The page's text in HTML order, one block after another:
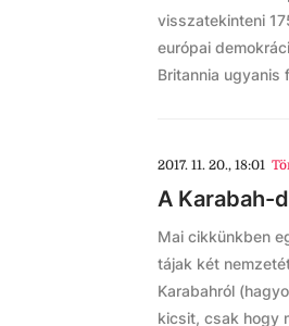
visszatekinteni
európai
Britannia ugyanis
2017. 11. 20., 18:01
A Karabah-
Mai cikkünkben
tájak két
Karabahról
kicsit, csak hogy